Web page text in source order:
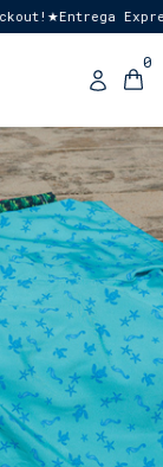
★Entrega Expressa
0